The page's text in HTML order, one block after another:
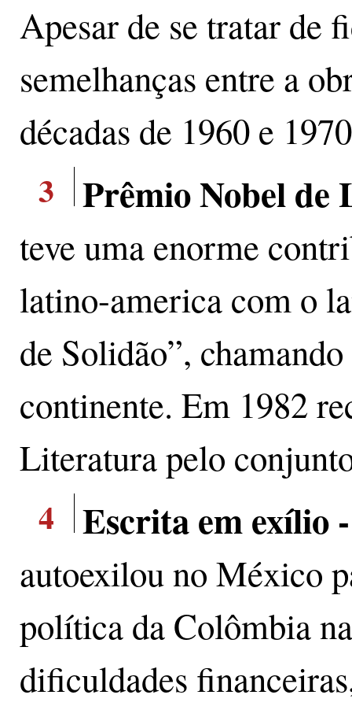
Apesar de se tratar de
semelhanças entre a
décadas de 1960 e
3 Prêmio Nobel
teve uma enorme
latino-america com o
de Solidão”,
continente. Em 1982
Literatura pelo
4 Escrita em exílio
autoexilou no México
política da Colômbia
dificuldades